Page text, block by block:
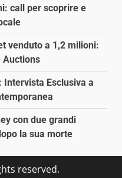
call per scoprire e
venduto a 1,2 milioni:
Auctions
Esclusiva a
con due grandi
la sua morte
reserved.